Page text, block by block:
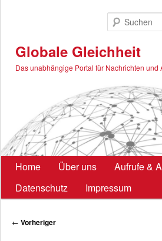
Globale Gleichheit
Das unabhängige Portal für Nachrichten und
Hauptmenü
Home Über uns
Aufrufe &
Datenschutz
Impressum
Beitragsnavigation
← Vorheriger